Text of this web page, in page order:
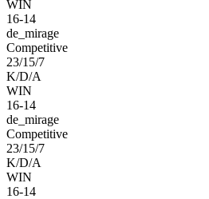
WIN
16-14
de_mirage
Competitive
23/15/7
K/D/A
WIN
16-14
de_mirage
Competitive
23/15/7
K/D/A
WIN
16-14